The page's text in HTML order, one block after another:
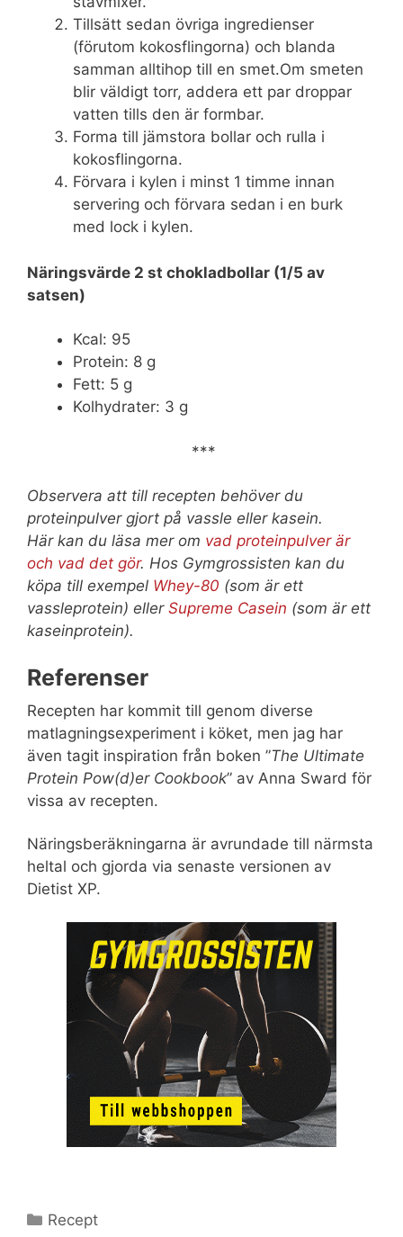
Tillsätt sedan övriga ingredienser
(förutom kokosflingorna) och blanda
samman alltihop till en smet.Om smeten
blir väldigt torr, addera ett par droppar
vatten tills den är formbar.
Forma till jämstora bollar och rulla i
kokosflingorna.
Förvara i kylen i minst 1 timme innan
servering och förvara sedan i en burk
med lock i kylen.
Näringsvärde 2 st chokladbollar (1/5 av
satsen)
Kcal: 95
Protein: 8 g
Fett: 5 g
Kolhydrater: 3 g
***
Observera att till recepten behöver du
proteinpulver gjort på vassle eller kasein.
Här kan du läsa mer om vad proteinpulver är
och vad det gör. Hos Gymgrossisten kan du
köpa till exempel Whey-80 (som är ett
vassleprotein) eller Supreme Casein (som är ett
kaseinprotein).
Referenser
Recepten har kommit till genom diverse
matlagningsexperiment i köket, men jag har
även tagit inspiration från boken ”The Ultimate
Protein Pow(d)er Cookbook” av Anna Sward för
vissa av recepten.
Näringsberäkningarna är avrundade till närmsta
heltal och gjorda via senaste versionen av
Dietist XP.
Kategorier
Recept